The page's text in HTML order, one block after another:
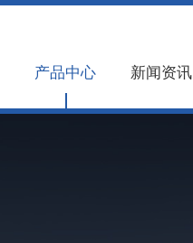
产品中心 新闻资讯